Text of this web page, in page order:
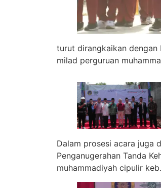
turut dirangkaikan dengan
milad perguruan
Dalam prosesi acara juga
Penganugerahan Tanda
muhammadiyah cipulir